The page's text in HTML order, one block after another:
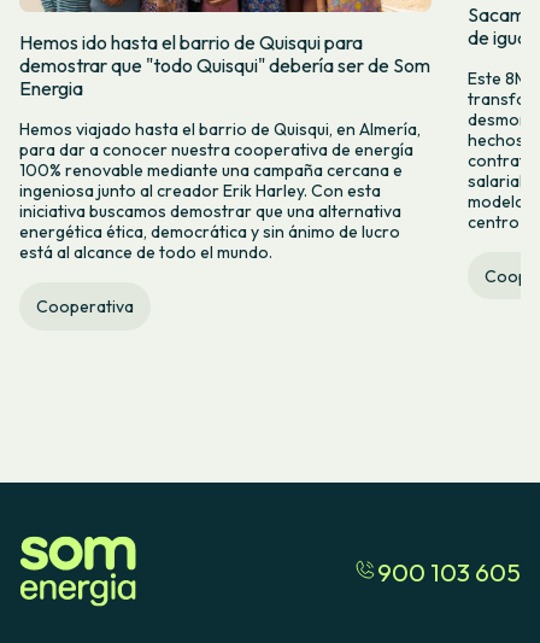
Hemos ido hasta el barrio de Quisqui para
demostrar que "todo Quisqui" debería ser de Som
Energia
Hemos viajado hasta el barrio de Quisqui, en Almería,
para dar a conocer nuestra cooperativa de energía
100% renovable mediante una campaña cercana e
ingeniosa junto al creador Erik Harley. Con esta
iniciativa buscamos demostrar que una alternativa
energética ética, democrática y sin ánimo de lucro
está al alcance de todo el mundo.
Cooperativa
de
Este 8M,
hechos y
salarial y
modelo
centro
900 103 605